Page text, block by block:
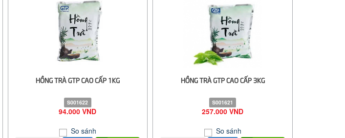
HỒNG TRÀ GTP CAO CẤP 1KG
S001622
94.000 VND
So sánh
HỒNG TRÀ GTP CAO CẤP 3KG
S001621
257.000 VND
So sánh